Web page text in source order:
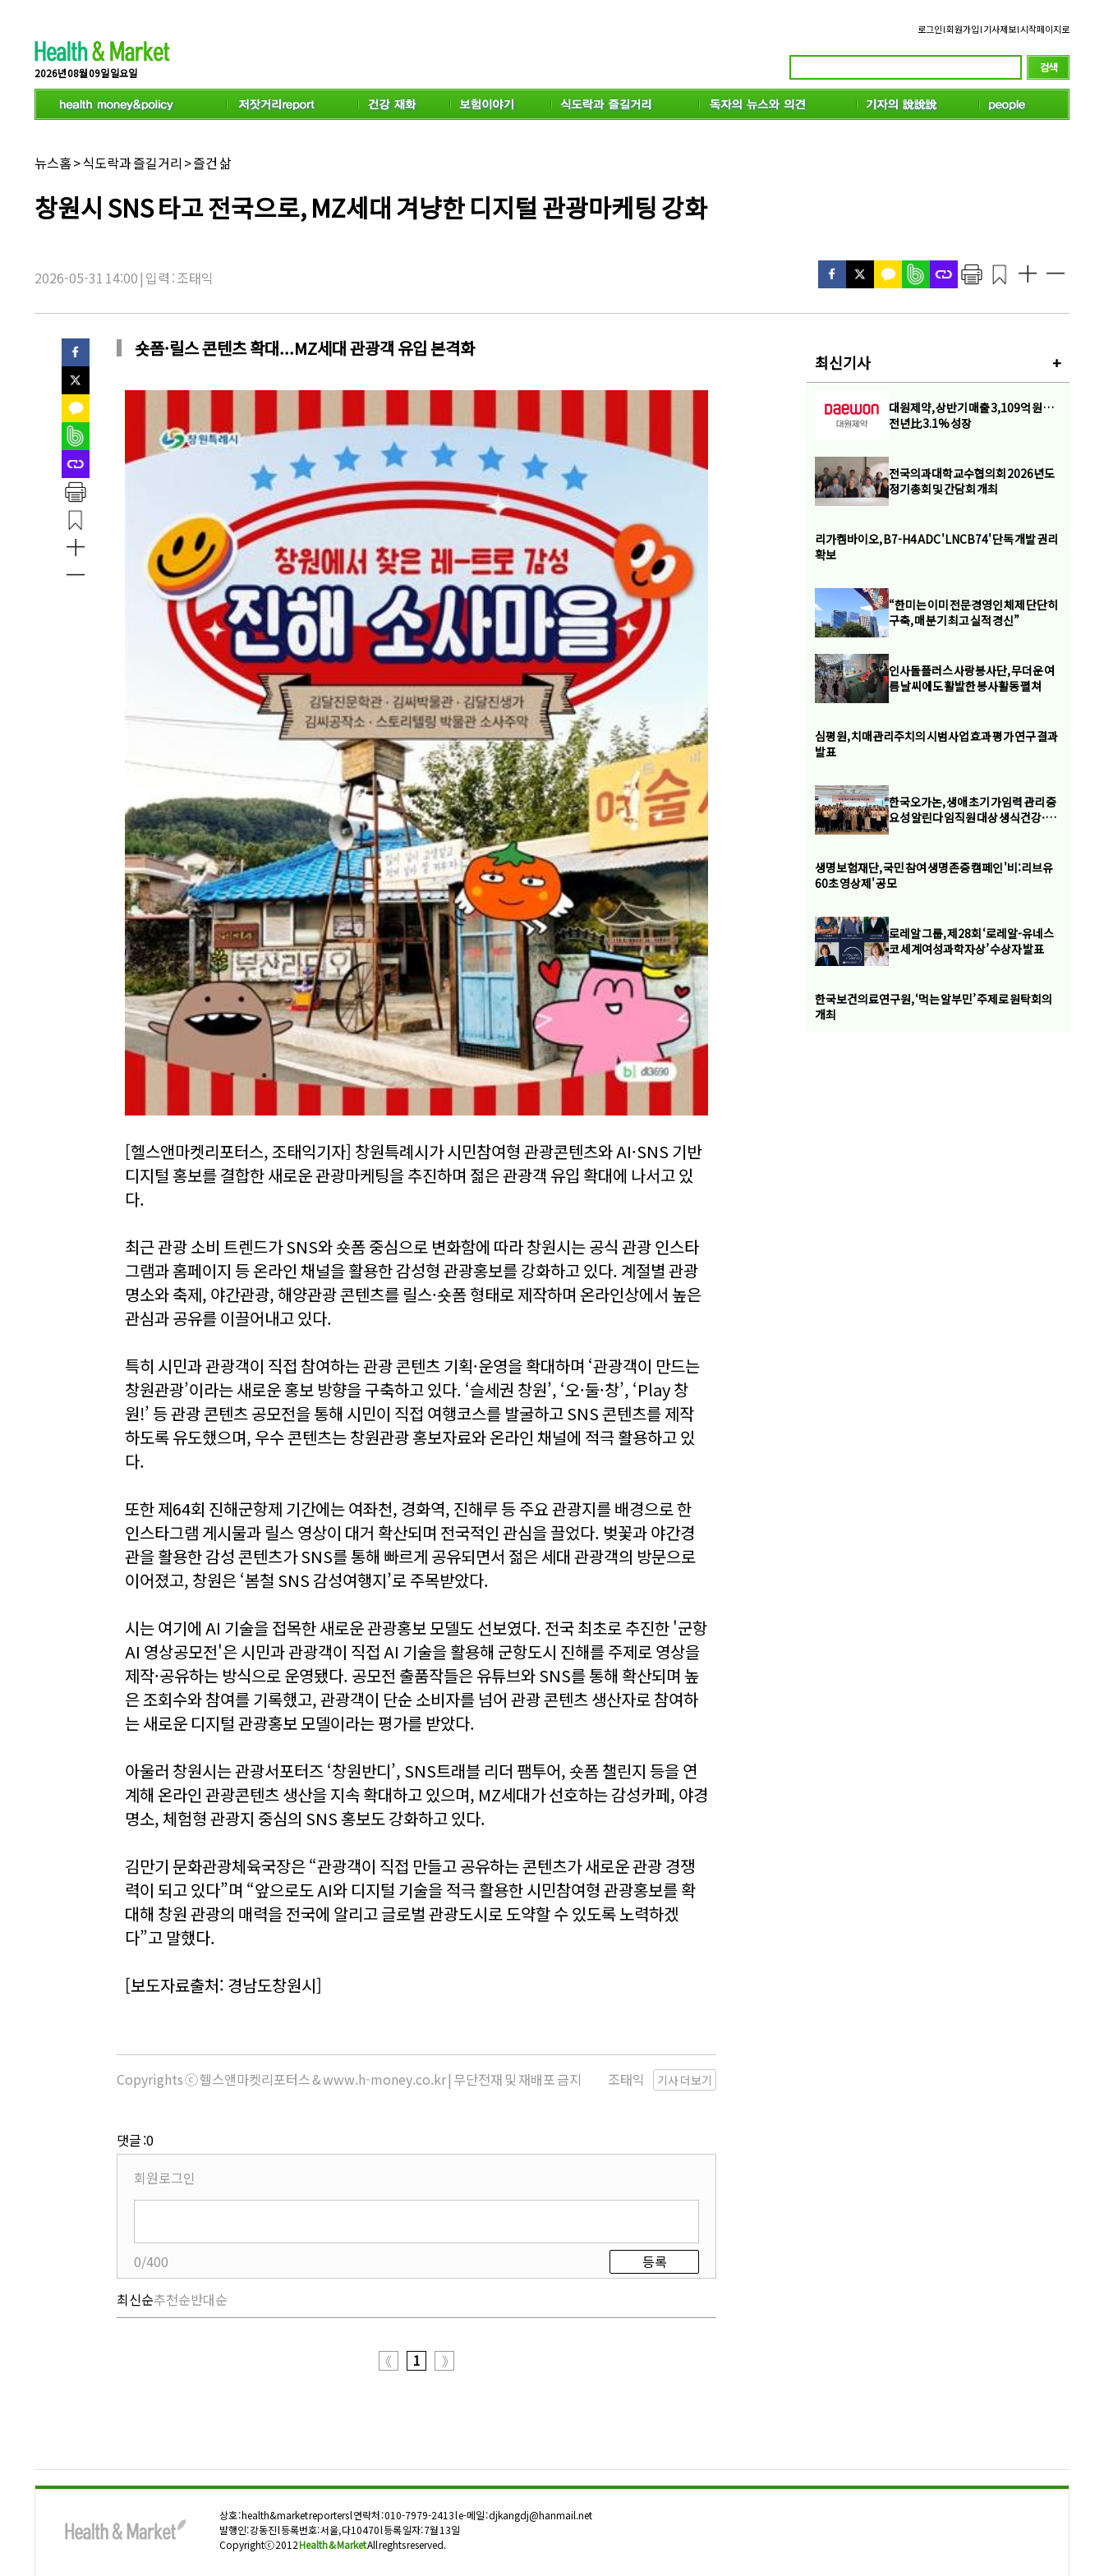
로그인l회원가입l기사제보l시작페이지로
2026년 08월 09일 일요일
채
널
뉴스홈>식도락과 즐길거리 >즐건 삶
기
사
창원시 SNS 타고 전국으로, MZ세대 겨냥한 디지털 관광마케팅 강화
2026-05-31 14:00 | 입력 : 조태익
숏폼·릴스 콘텐츠 확대...MZ세대 관광객 유입 본격화
[헬스앤마켓리포터스, 조태익기자] 창원특례시가 시민참여형 관광콘텐츠와 AI·SNS 기반
디지털 홍보를 결합한 새로운 관광마케팅을 추진하며 젊은 관광객 유입 확대에 나서고 있
다.
최근 관광 소비 트렌드가 SNS와 숏폼 중심으로 변화함에 따라 창원시는 공식 관광 인스타
그램과 홈페이지 등 온라인 채널을 활용한 감성형 관광홍보를 강화하고 있다. 계절별 관광
명소와 축제, 야간관광, 해양관광 콘텐츠를 릴스·숏폼 형태로 제작하며 온라인상에서 높은
관심과 공유를 이끌어내고 있다.
특히 시민과 관광객이 직접 참여하는 관광 콘텐츠 기획·운영을 확대하며 ‘관광객이 만드는
창원관광’이라는 새로운 홍보 방향을 구축하고 있다. ‘슬세권 창원’, ‘오·둘·창’, ‘Play 창
원!’ 등 관광 콘텐츠 공모전을 통해 시민이 직접 여행코스를 발굴하고 SNS 콘텐츠를 제작
하도록 유도했으며, 우수 콘텐츠는 창원관광 홍보자료와 온라인 채널에 적극 활용하고 있
다.
또한 제64회 진해군항제 기간에는 여좌천, 경화역, 진해루 등 주요 관광지를 배경으로 한
인스타그램 게시물과 릴스 영상이 대거 확산되며 전국적인 관심을 끌었다. 벚꽃과 야간경
관을 활용한 감성 콘텐츠가 SNS를 통해 빠르게 공유되면서 젊은 세대 관광객의 방문으로
이어졌고, 창원은 ‘봄철 SNS 감성여행지’로 주목받았다.
시는 여기에 AI 기술을 접목한 새로운 관광홍보 모델도 선보였다. 전국 최초로 추진한 '군항
AI 영상공모전'은 시민과 관광객이 직접 AI 기술을 활용해 군항도시 진해를 주제로 영상을
제작·공유하는 방식으로 운영됐다. 공모전 출품작들은 유튜브와 SNS를 통해 확산되며 높
은 조회수와 참여를 기록했고, 관광객이 단순 소비자를 넘어 관광 콘텐츠 생산자로 참여하
는 새로운 디지털 관광홍보 모델이라는 평가를 받았다.
아울러 창원시는 관광서포터즈 ‘창원반디’, SNS트래블 리더 팸투어, 숏폼 챌린지 등을 연
계해 온라인 관광콘텐츠 생산을 지속 확대하고 있으며, MZ세대가 선호하는 감성카페, 야경
명소, 체험형 관광지 중심의 SNS 홍보도 강화하고 있다.
김만기 문화관광체육국장은 “관광객이 직접 만들고 공유하는 콘텐츠가 새로운 관광 경쟁
력이 되고 있다”며 “앞으로도 AI와 디지털 기술을 적극 활용한 시민참여형 관광홍보를 확
대해 창원 관광의 매력을 전국에 알리고 글로벌 관광도시로 도약할 수 있도록 노력하겠
다”고 말했다.
[보도자료출처: 경남도창원시]
Copyrights ⓒ 헬스앤마켓리포터스 & www.h-money.co.kr | 무단전재 및 재배포 금지 기사 더보기
조태익
댓글 :0
회원로그인
0/400
등록
최신순추천순반대순
《 1 》
최신기사 +
대원제약, 상반기 매출 3,109억 원…
전년比 3.1% 성장
전국의과대학교수협의회 2026년도
정기총회 및 간담회 개최
리가켐바이오, B7-H4 ADC 'LNCB74' 단독 개발 권리
확보
“한미는 이미 전문경영인 체제 단단히
구축, 매 분기 최고 실적 경신”
인사돌플러스 사랑봉사단, 무더운 여
름 날씨에도 활발한 봉사활동 펼쳐
심평원, 치매관리주치의 시범사업 효과 평가 연구 결과
발표
한국오가논, 생애 초기 가임력 관리 중
요성 알린다 임직원 대상 생식건강·가
생명보험재단, 국민 참여 생명존중 캠페인 '비:리브유
60초 영상제' 공모
로레알 그룹, 제28회 ‘로레알-유네스
코 세계여성과학자상’ 수상자 발표
한국보건의료연구원, ‘먹는 알부민’ 주제로 원탁회의
개최
상호 : health&market reporters l 연락처 : 010-7979-2413 l e-메일 :djkangdj@hanmail.net
발행인: 강동진 l 등록번호: 서울, 다10470 l 등록 일자: 7월 13일
Copyrightⓒ 2012Health & MarketAll reghts reserved.